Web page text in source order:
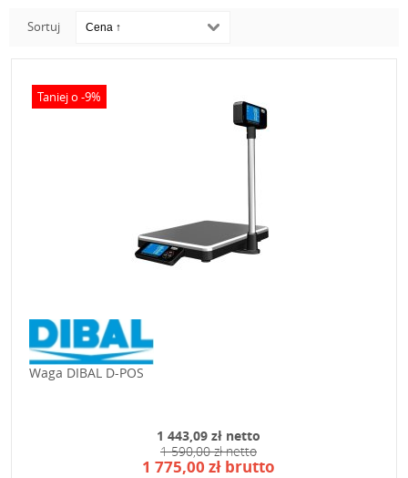
Sortuj
Taniej o -9%
Waga DIBAL D-POS
1 443,09 zł netto
1 590,00 zł netto
1 775,00 zł brutto